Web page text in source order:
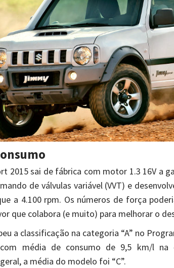
2015 sai de fábrica com motor 1.3 16V a
de válvulas variável (VVT) e
a 4.100 rpm. Os números de força
que colabora (e muito) para melhorar o
a classificação na categoria “A” no
média de consumo de 9,5 km/l na
a média do modelo foi “C”.